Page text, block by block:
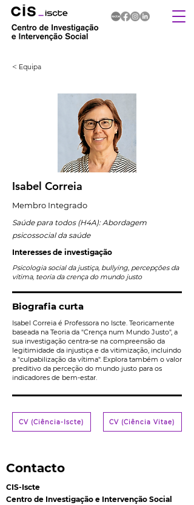
< Equipa
Isabel Correia
Membro Integrado
Saúde para todos (H4A): Abordagem
psicossocial da saúde
Interesses de investigação
Psicologia social da justiça, bullying, percepções da
vítima, teoria da crença do mundo justo
Biografia curta
Isabel Correia é Professora no Iscte. Teoricamente
baseada na Teoria da "Crença num Mundo Justo", a
sua investigação centra-se na compreensão da
legitimidade da injustiça e da vitimização, incluindo
a "culpabilização da vítima". Explora também o valor
preditivo da perceção do mundo justo para os
indicadores de bem-estar.
CV (Ciência-Iscte) CV (Ciência Vitae)
Contacto
CIS-Iscte
Centro de Investigação e Intervenção Social